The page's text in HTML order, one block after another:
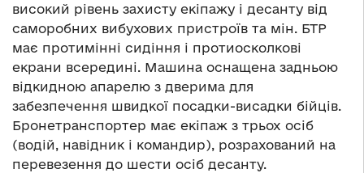
високий рівень захисту екіпажу і десанту від
саморобних вибухових пристроїв та мін. БТР
має протимінні сидіння і протиосколкові
екрани всередині. Машина оснащена задньою
відкидною апарелю з дверима для
забезпечення швидкої посадки-висадки бійців.
Бронетранспортер має екіпаж з трьох осіб
(водій, навідник і командир), розрахований на
перевезення до шести осіб десанту.